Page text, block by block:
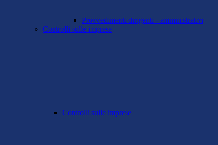
Provvedimenti dirigenti - amministrativi
Controlli sulle imprese
Controlli sulle imprese